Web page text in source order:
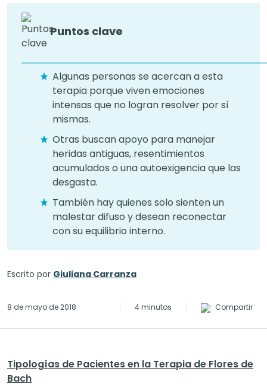
Puntos clave
Algunas personas se acercan a esta
terapia porque viven emociones
intensas que no logran resolver por sí
mismas.
Otras buscan apoyo para manejar
heridas antiguas, resentimientos
acumulados o una autoexigencia que las
desgasta.
También hay quienes solo sienten un
malestar difuso y desean reconectar
con su equilibrio interno.
Escrito por Giuliana Carranza
8 de mayo de 2018 4 minutos Compartir
Tipologías de Pacientes en la Terapia de Flores de
Bach